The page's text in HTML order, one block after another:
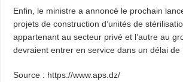
Enfin, le ministre a annoncé le prochain
projets de construction d’unités de
appartenant au secteur privé et l’autre au
devraient entrer en service dans un délai de
Source : https://www.aps.dz/